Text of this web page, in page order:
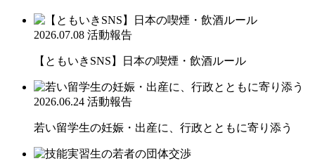
2026.07.08 活動報告
【ともいきSNS】日本の喫煙・飲酒ルール
2026.06.24 活動報告
若い留学生の妊娠・出産に、行政とともに寄り添う